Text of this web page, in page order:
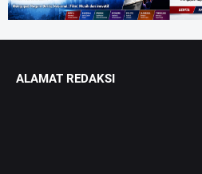
ALAMAT REDAKSI